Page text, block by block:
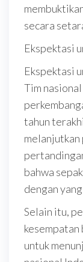
secara
Ekspektasi
Ekspektasi
Tim
tahun
bahwa
dengan
Selain itu,
kesempatan
untuk